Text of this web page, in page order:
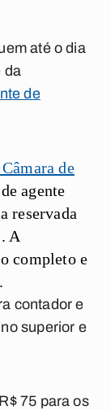
até o dia
da
de
de
agente
reservada
A
completo e
contador e
superior e
75 para os